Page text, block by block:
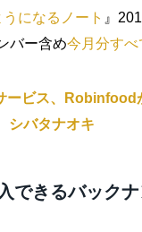
になるノート 』
バー含め今月分す
ービス、Robinfood
シバタナオキ
できるバックナ